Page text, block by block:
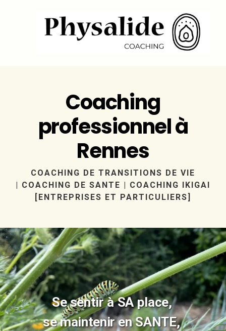
Coaching
professionnel à
Rennes
COACHING DE TRANSITIONS DE VIE
| COACHING DE SANTE | COACHING IKIGAI
[ENTREPRISES ET PARTICULIERS]
Se sentir à SA place,
se maintenir en SANTE,
Coaching de santé
Coaching de transition de vie
Coaching ikigaï pour adultes
Coaching orientation ikigaï [15-25 ans]